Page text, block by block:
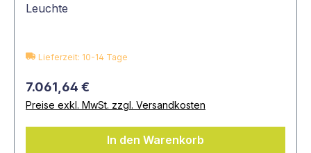
Leuchte
Lieferzeit: 10-14 Tage
7.061,64 €
Preise exkl. MwSt. zzgl. Versandkosten
In den Warenkorb